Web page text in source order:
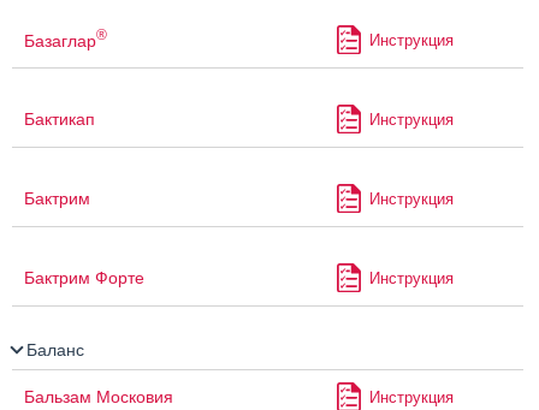
Базаглар® Инструкция
Бактикап Инструкция
Бактрим Инструкция
Бактрим Форте Инструкция
Баланс
Бальзам Московия Инструкция